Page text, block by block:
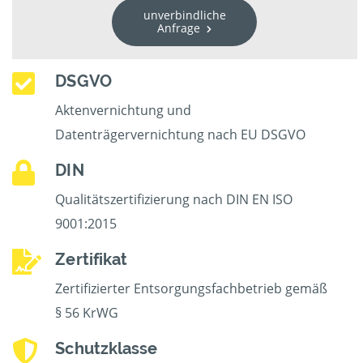
unverbindliche
Anfrage
DSGVO
Aktenvernichtung und
Datenträgervernichtung nach EU DSGVO
DIN
Qualitätszertifizierung nach DIN EN ISO
9001:2015
Zertifikat
Zertifizierter Entsorgungsfachbetrieb gemäß
§ 56 KrWG
Schutzklasse